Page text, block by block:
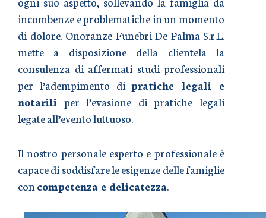
incombenze e problematiche in un momento
di dolore. Onoranze Funebri De Palma S.r.L.
mette a disposizione della clientela la
consulenza di affermati studi professionali
per l’adempimento dipratiche legali e
notarili per l’evasione di pratiche legali
legate all’evento luttuoso.
Il nostro personale esperto e professionale è
capace di soddisfare le esigenze delle famiglie
con competenza e delicatezza.